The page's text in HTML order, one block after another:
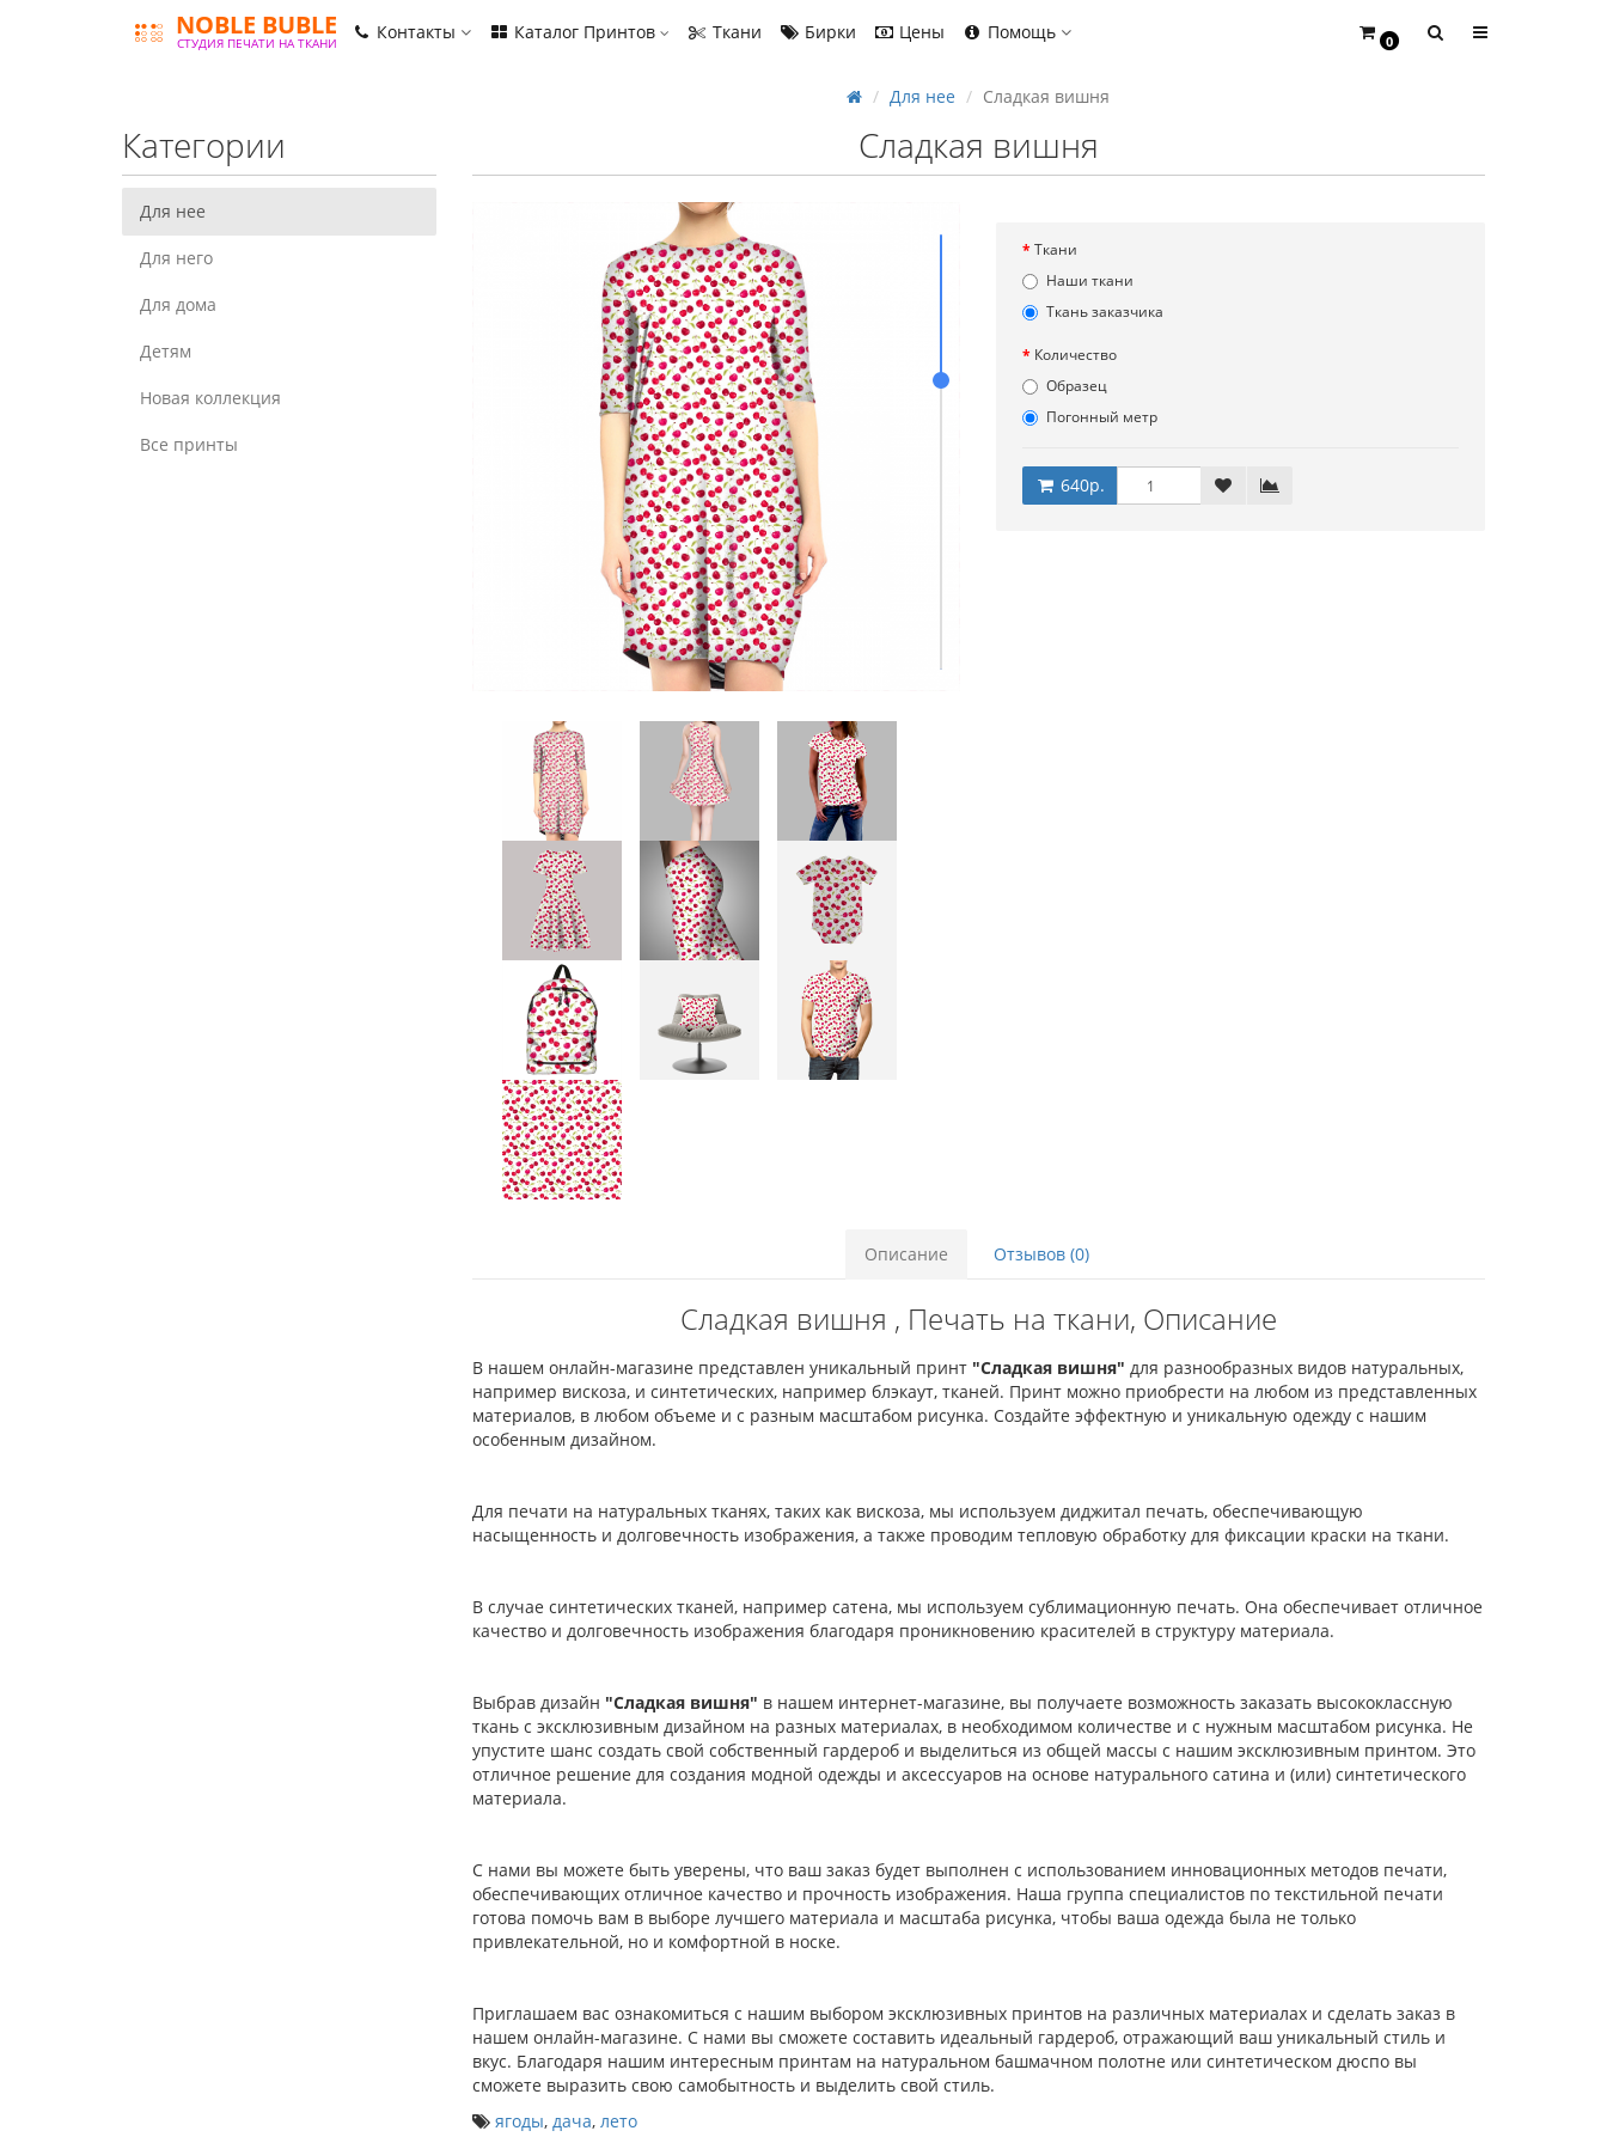
NOBLE BUBLE
СТУДИЯ ПЕЧАТИ НА ТКАНИ Контакты Каталог Принтов Ткани Бирки Цены Помощь 0
Категории
Для нее
Для него
Для дома
Детям
Новая коллекция
Все принты
Для нее Сладкая вишня
Сладкая вишня
Ткани
Наши ткани
Ткань заказчика
Количество
Образец
Погонный метр
640р.
Описание Отзывов (0)
Сладкая вишня , Печать на ткани, Описание
В нашем онлайн-магазине представлен уникальный принт "Сладкая вишня" для разнообразных видов натуральных,
например вискоза, и синтетических, например блэкаут, тканей. Принт можно приобрести на любом из представленных
материалов, в любом объеме и с разным масштабом рисунка. Создайте эффектную и уникальную одежду с нашим
особенным дизайном.
Для печати на натуральных тканях, таких как вискоза, мы используем диджитал печать, обеспечивающую
насыщенность и долговечность изображения, а также проводим тепловую обработку для фиксации краски на ткани.
В случае синтетических тканей, например сатена, мы используем сублимационную печать. Она обеспечивает отличное
качество и долговечность изображения благодаря проникновению красителей в структуру материала.
Выбрав дизайн "Сладкая вишня" в нашем интернет-магазине, вы получаете возможность заказать высококлассную
ткань с эксклюзивным дизайном на разных материалах, в необходимом количестве и с нужным масштабом рисунка. Не
упустите шанс создать свой собственный гардероб и выделиться из общей массы с нашим эксклюзивным принтом. Это
отличное решение для создания модной одежды и аксессуаров на основе натурального сатина и (или) синтетического
материала.
С нами вы можете быть уверены, что ваш заказ будет выполнен с использованием инновационных методов печати,
обеспечивающих отличное качество и прочность изображения. Наша группа специалистов по текстильной печати
готова помочь вам в выборе лучшего материала и масштаба рисунка, чтобы ваша одежда была не только
привлекательной, но и комфортной в носке.
Приглашаем вас ознакомиться с нашим выбором эксклюзивных принтов на различных материалах и сделать заказ в
нашем онлайн-магазине. С нами вы сможете составить идеальный гардероб, отражающий ваш уникальный стиль и
вкус. Благодаря нашим интересным принтам на натуральном башмачном полотне или синтетическом дюспо вы
сможете выразить свою самобытность и выделить свой стиль.
ягоды, дача, лето